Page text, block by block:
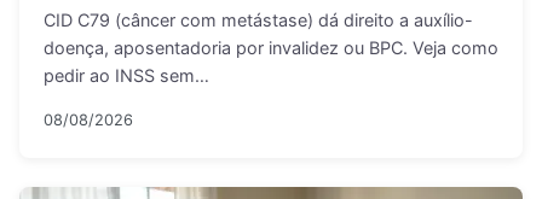
CID C79 (câncer com metástase) dá direito a auxílio-
doença, aposentadoria por invalidez ou BPC. Veja como
pedir ao INSS sem…
08/08/2026